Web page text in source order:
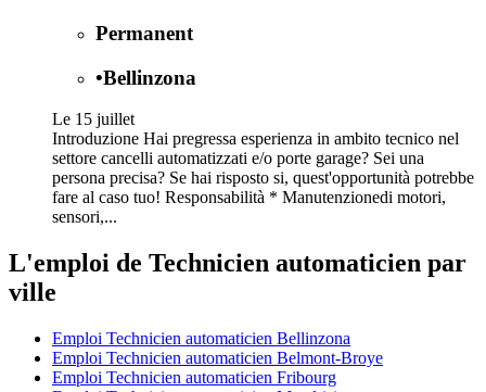
Permanent
•Bellinzona
Le 15 juillet
Introduzione Hai pregressa esperienza in ambito tecnico nel
settore cancelli automatizzati e/o porte garage? Sei una
persona precisa? Se hai risposto si, quest'opportunità potrebbe
fare al caso tuo! Responsabilità * Manutenzionedi motori,
sensori,...
L'emploi de Technicien automaticien par
ville
Emploi Technicien automaticien Bellinzona
Emploi Technicien automaticien Belmont-Broye
Emploi Technicien automaticien Fribourg